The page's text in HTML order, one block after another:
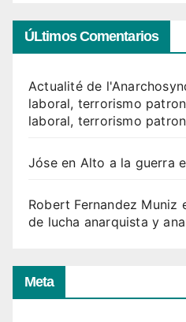
ÚLtimos Comentarios
Actualité de
laboral, terrorismo
laboral, terrorismo
Jóseen Alto a la guerra
Robert Fernandez Muniz
de lucha anarquista y
Meta